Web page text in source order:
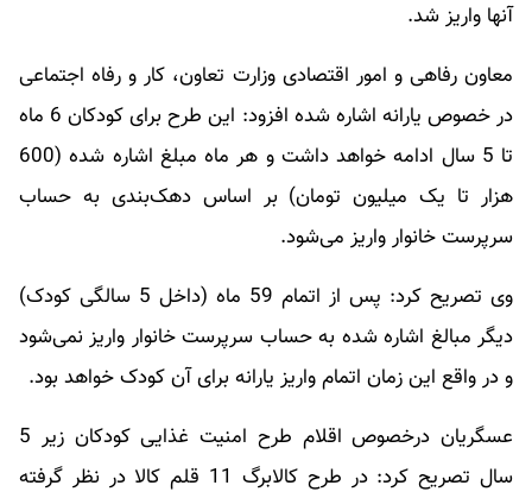
آنها واریز شد.
معاون رفاهی و امور اقتصادی وزارت تعاون، کار و رفاه اجتماعی
در خصوص یارانه اشاره شده افزود: این طرح برای کودکان 6 ماه
تا 5 سال ادامه خواهد داشت و هر ماه مبلغ اشاره شده (600
هزار تا یک میلیون تومان) بر اساس دهک‌بندی به حساب
سرپرست خانوار واریز می‌شود.
وی تصریح کرد: پس از اتمام 59 ماه (داخل 5 سالگی کودک)
دیگر مبالغ اشاره شده به حساب سرپرست خانوار واریز نمی‌شود
و در واقع این زمان اتمام واریز یارانه برای آن کودک خواهد بود.
عسگریان درخصوص اقلام طرح امنیت غذایی کودکان زیر 5
سال تصریح کرد: در طرح کالابرگ 11 قلم کالا در نظر گرفته